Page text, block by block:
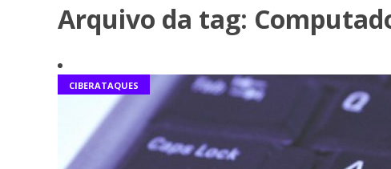
Arquivo da tag:
CIBERATAQUES